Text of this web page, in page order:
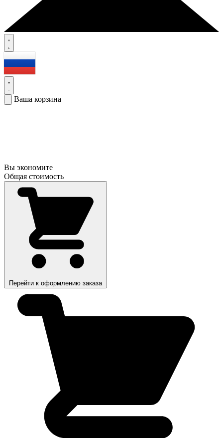
Ваша корзина
Вы экономите
Общая стоимость
Перейти к оформлению заказа